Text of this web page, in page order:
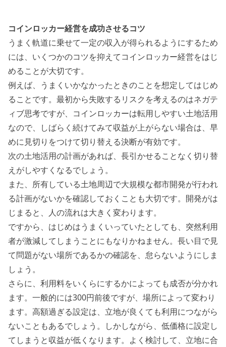
コインロッカー経営を成功させるコツ
うまく軌道に乗せて一定の収入が得られるようにするため
には、 いくつかのコツを抑えてコインロッカー経営をはじ
めることが大切です。
例えば、うまくいかなかったときのことを想定してはじめ
ることです。最初から失敗するリスクを考えるのはネガテ
ィブ思考ですが、コインロッカーは転用しやすい土地活用
なので、しばらく続けてみて収益が上がらない場合は、早
めに見切りをつけて切り替える決断が有効です。
次の土地活用の計画があれば、長引かせることなく切り替
えがしやすくなるでしょう。
また、所有している土地周辺で大規模な都市開発が行われ
る計画がないかを確認しておくことも大切です。開発がは
じまると、人の流れは大きく変わります。
ですから、はじめはうまくいっていたとしても、突然利用
者が激減してしまうことにもなりかねません。長い目で見
て問題がない場所であるかの確認を、怠らないようにしま
しょう。
さらに、利用料をいくらにするかによっても成否が分かれ
ます。一般的には300円前後ですが、場所によって変わり
ます。高額過ぎる設定は、立地が良くても利用につながら
ないこともあるでしょう。しかしながら、低価格に設定し
てしまうと収益が低くなります。よく検討して、立地に合